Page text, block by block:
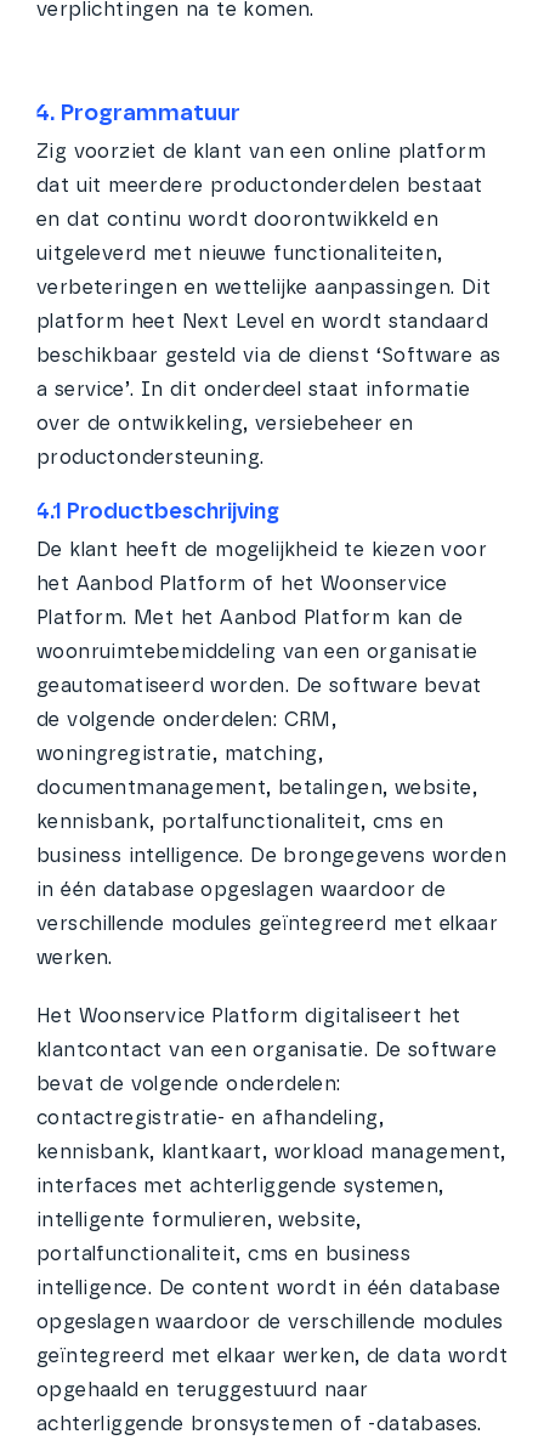
verplichtingen na te komen.
4. Programmatuur
Zig voorziet de klant van een online platform
dat uit meerdere productonderdelen bestaat
en dat continu wordt doorontwikkeld en
uitgeleverd met nieuwe functionaliteiten,
verbeteringen en wettelijke aanpassingen. Dit
platform heet Next Level en wordt standaard
beschikbaar gesteld via de dienst ‘Software as
a service’. In dit onderdeel staat informatie
over de ontwikkeling, versiebeheer en
productondersteuning.
4.1 Productbeschrijving
De klant heeft de mogelijkheid te kiezen voor
het Aanbod Platform of het Woonservice
Platform. Met het Aanbod Platform kan de
woonruimtebemiddeling van een organisatie
geautomatiseerd worden. De software bevat
de volgende onderdelen: CRM,
woningregistratie, matching,
documentmanagement, betalingen, website,
kennisbank, portalfunctionaliteit, cms en
business intelligence. De brongegevens worden
in één database opgeslagen waardoor de
verschillende modules geïntegreerd met elkaar
werken.
Het Woonservice Platform digitaliseert het
klantcontact van een organisatie. De software
bevat de volgende onderdelen:
contactregistratie- en afhandeling,
kennisbank, klantkaart, workload management,
interfaces met achterliggende systemen,
intelligente formulieren, website,
portalfunctionaliteit, cms en business
intelligence. De content wordt in één database
opgeslagen waardoor de verschillende modules
geïntegreerd met elkaar werken, de data wordt
opgehaald en teruggestuurd naar
achterliggende bronsystemen of -databases.